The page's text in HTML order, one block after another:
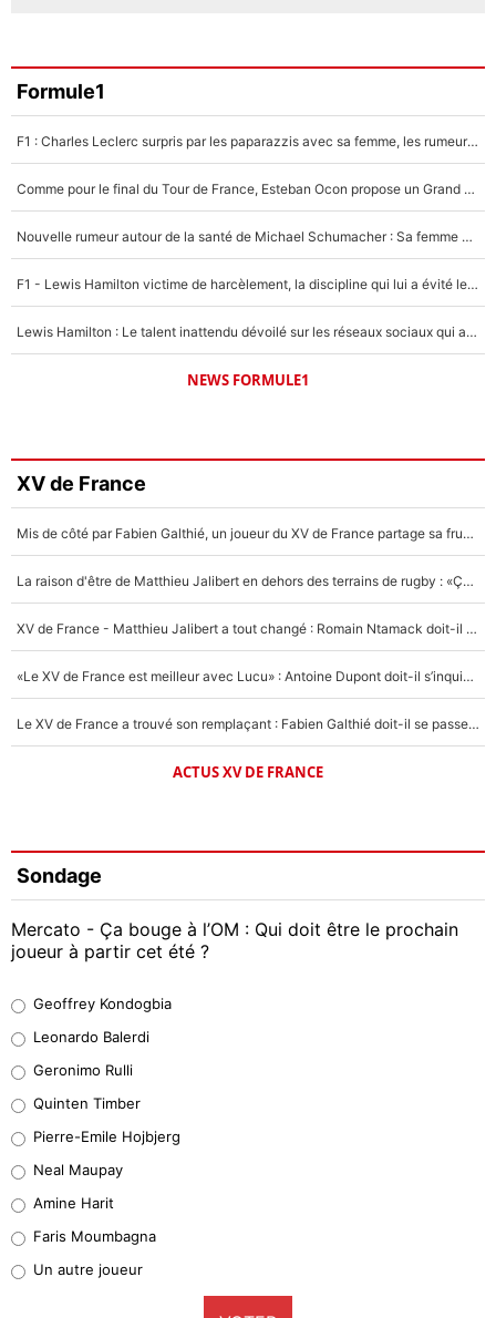
Formule1
F1 : Charles Leclerc surpris par les paparazzis avec sa femme, les rumeurs étaient vraies !
Comme pour le final du Tour de France, Esteban Ocon propose un Grand Prix de Formule 1 à Paris : «Autour de l’Arc de Triomphe, ce serait génial» !
Nouvelle rumeur autour de la santé de Michael Schumacher : Sa femme Corinna sort du silence
F1 - Lewis Hamilton victime de harcèlement, la discipline qui lui a évité le pire : «J'aurais probablement mal tourné»
Lewis Hamilton : Le talent inattendu dévoilé sur les réseaux sociaux qui a impressionné Kim Kardashian pendant leurs vacances en amoureux !
NEWS FORMULE1
XV de France
Mis de côté par Fabien Galthié, un joueur du XV de France partage sa frustration : «ils ne me l’ont pas dit tout de suite»
La raison d'être de Matthieu Jalibert en dehors des terrains de rugby : «Ça m'atteint autant que si tu touches à un membre de ma famille»
XV de France - Matthieu Jalibert a tout changé : Romain Ntamack doit-il s’inquiéter pour sa place à un an de la Coupe du monde ?
«Le XV de France est meilleur avec Lucu» : Antoine Dupont doit-il s’inquiéter pour sa place ?
Le XV de France a trouvé son remplaçant : Fabien Galthié doit-il se passer d'Antoine Dupont ?
ACTUS XV DE FRANCE
Sondage
Mercato - Ça bouge à l’OM : Qui doit être le prochain
joueur à partir cet été ?
38%
32%
4%
1%
9%
Geoffrey Kondogbia
Leonardo Balerdi
Geronimo Rulli
Quinten Timber
Pierre-Emile Hojbjerg
Neal Maupay
Amine Harit
Faris Moumbagna
Un autre joueur